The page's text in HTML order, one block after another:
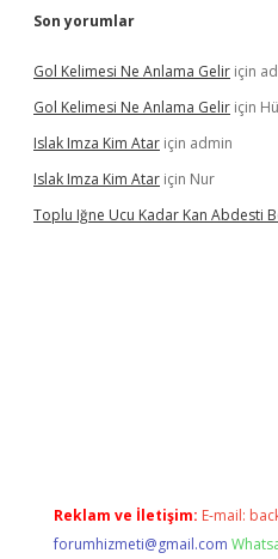
Son yorumlar
Gol Kelimesi Ne Anlama Gelir için
Gol Kelimesi Ne Anlama Gelir için
Islak Imza Kim Atar için admin
Islak Imza Kim Atar için Nur
Toplu Iğne Ucu Kadar Kan Abdesti
Reklam ve İletişim: E-mail:
forumhizmeti@gmail.com